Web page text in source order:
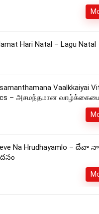
Hari Natal – Lagu Natal
Vaalkkaiyai
– அசமந்தமான வாழ்க்கையை
Na Hrudhayamlo – దేవా